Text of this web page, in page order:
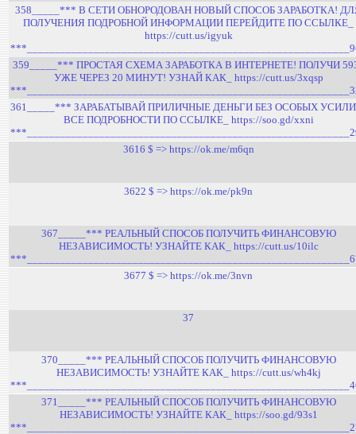
358_____*** В СЕТИ ОБНОРОДОВАН НОВЫЙ СПОСОБ ЗАРАБОТКА!
ПОЛУЧЕНИЯ ПОДРОБНОЙ ИНФОРМАЦИИ ПЕРЕЙДИТЕ ПО ССЫЛКЕ_
https://cutt.us/igyuk
359_____*** ПРОСТАЯ СХЕМА ЗАРАБОТКА В ИНТЕРНЕТЕ! ПОЛУЧИ
УЖЕ ЧЕРЕЗ 20 МИНУТ! УЗНАЙ КАК_ https://cutt.us/3xqsp
361_____*** ЗАРАБАТЫВАЙ ПРИЛИЧНЫЕ ДЕНЬГИ БЕЗ ОСОБЫХ
ВСЕ ПОДРОБНОСТИ ПО ССЫЛКЕ_ https://soo.gd/xxni
3616 $ => https://ok.me/m6qn
3622 $ => https://ok.me/pk9n
367_____*** РЕАЛЬНЫЙ СПОСОБ ПОЛУЧИТЬ ФИНАНСОВУЮ
НЕЗАВИСИМОСТЬ! УЗНАЙТЕ КАК_ https://cutt.us/10ilc
3677 $ => https://ok.me/3nvn
37
370_____*** РЕАЛЬНЫЙ СПОСОБ ПОЛУЧИТЬ ФИНАНСОВУЮ
НЕЗАВИСИМОСТЬ! УЗНАЙТЕ КАК_ https://cutt.us/wh4kj
371_____*** РЕАЛЬНЫЙ СПОСОБ ПОЛУЧИТЬ ФИНАНСОВУЮ
НЕЗАВИСИМОСТЬ! УЗНАЙТЕ КАК_ https://soo.gd/93s1